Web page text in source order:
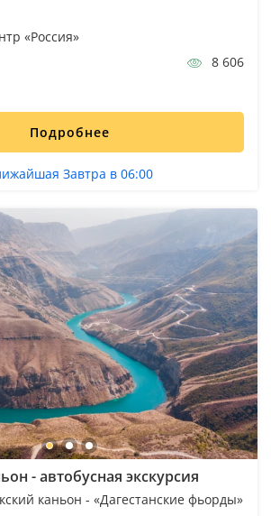
«Россия»
8 606
Подробнее
Завтра в 06:00
- автобусная экскурсия
каньон - «Дагестанские фьорды»